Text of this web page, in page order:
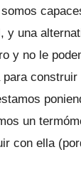
y una
y no le
un
con ella